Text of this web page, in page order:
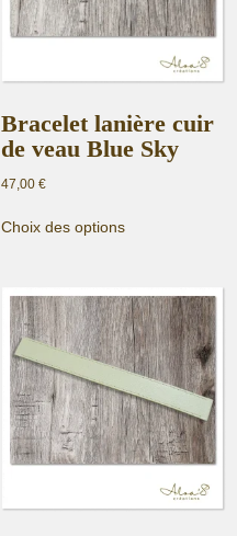
sur
la
du
Bracelet lanière cuir
de veau Blue Sky
47,00 €
Choix des optionsproduit
variations.
Les
options
peuvent
être
choisies
sur
la
du